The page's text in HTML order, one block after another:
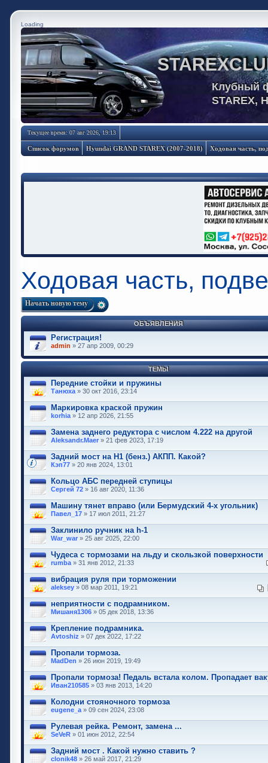
Loading
Клубный
STAREX,
Текущее время: 07 авг 2026, 19:13
Список форумов Hyundai GRAND STAREX (2007-2018) Ходовая часть,
Ходовая часть,
Начать новую тему
ОБЪЯВЛЕНИЯ
Регистрация!
admin » 27 апр 2009, 00:29
ТЕМЫ
Передние стойки и пружины
Танюха » 30 окт 2016, 23:14
Маркировка краской пружин
korhia » 12 апр 2026, 21:55
Замена заднего редуктора с числом 4.222 на другой
Aleksandr.Maer » 21 фев 2023, 17:19
Задний мост на Н1 (бенз.) АКПП. Какой?
Кэп77 » 20 янв 2024, 13:01
Кольцо АБС передней ступицы
Cергей 72 » 16 авг 2020, 11:36
Машину тянет вправо (или Бермудский 4-х угольник)
Павел_17 » 17 июл 2011, 21:27
Заклинило ручник на h-1
War_war » 25 авг 2025, 22:00
Чудеса с тормозами на льду и скользкой поверхности
rumba » 31 янв 2012, 21:33
вибрация руля при торможении
aleksey » 08 мар 2011, 19:21
неприятности с подрамником.
Мишаня1306 » 05 дек 2018, 13:36
Крепление подрамника.
Avtoshiz » 07 дек 2022, 17:22
Пропали тормоза.
MadDen » 26 июн 2019, 19:49
Пропали тормоза! Педаль встала колом. Пропадает
Иван210585 » 03 янв 2013, 14:20
Колодни стояночного тормоза
eugene_a » 09 сен 2024, 23:08
Рулевая рейка. Ремонт, замена ...
SeVeR » 01 июн 2012, 22:54
Задний мост . Какой нужно ставить ?
clonik48 » 26 май 2017, 21:29